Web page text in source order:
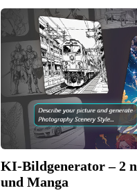
KI-Bildgenerator – 2
und Manga